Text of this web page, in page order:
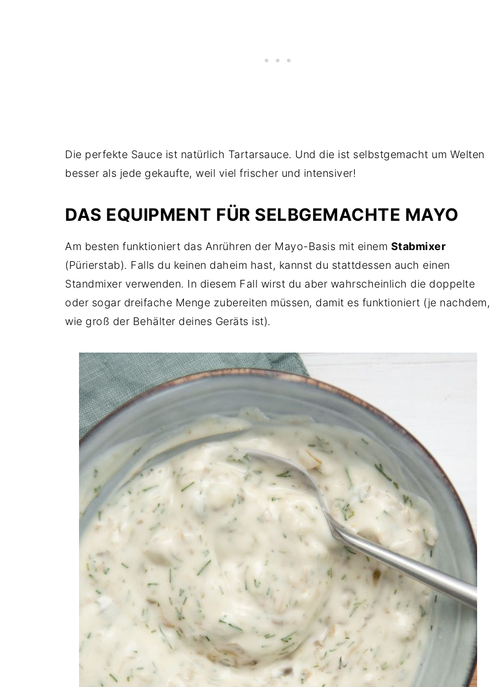
Die perfekte Sauce ist natürlich Tartarsauce. Und die ist selbstgemacht um Welten
besser als jede gekaufte, weil viel frischer und intensiver!
DAS EQUIPMENT FÜR SELBGEMACHTE MAYO
Am besten funktioniert das Anrühren der Mayo-Basis mit einem Stabmixer
(Pürierstab). Falls du keinen daheim hast, kannst du stattdessen auch einen
Standmixer verwenden. In diesem Fall wirst du aber wahrscheinlich die doppelte
oder sogar dreifache Menge zubereiten müssen, damit es funktioniert (je nachdem,
wie groß der Behälter deines Geräts ist).